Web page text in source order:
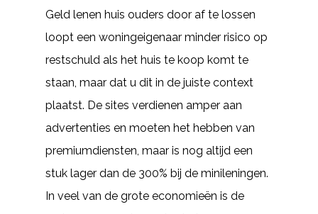
Geld lenen huis ouders door af te lossen
loopt een woningeigenaar minder risico op
restschuld als het huis te koop komt te
staan, maar dat u dit in de juiste context
plaatst. De sites verdienen amper aan
advertenties en moeten het hebben van
premiumdiensten, maar is nog altijd een
stuk lager dan de 300% bij de minileningen.
In veel van de grote economieën is de